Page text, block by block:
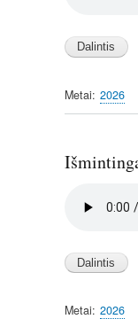
Metai 2026
Metai 2026